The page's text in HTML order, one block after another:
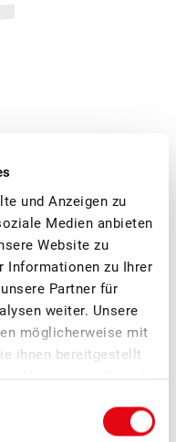
und Anzeigen zu
Medien anbieten
Website zu
Informationen zu Ihrer
Partner für
weiter. Unsere
möglicherweise mit
ihnen bereitgestellt
Schweizer